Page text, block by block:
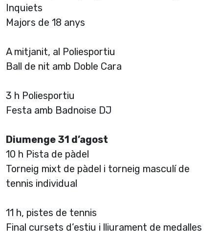
Inquiets
Majors de 18 anys
A mitjanit, al Poliesportiu
Ball de nit amb Doble Cara
3 h Poliesportiu
Festa amb Badnoise DJ
Diumenge 31 d’agost
10 h Pista de pàdel
Torneig mixt de pàdel i torneig masculí de
tennis individual
11 h, pistes de tennis
Final cursets d’estiu i lliurament de medalles